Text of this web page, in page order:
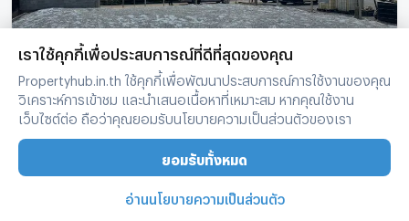
ขายที่ดินแปลงสวยหายาก 106 ตารางวา ซอยพงเพชร
นิเวศน์แยก6-3 ประชาชื่น จตุจักร กทม
กว้าง 16 x ลึก 25
8,900,000
เราใช้คุกกี้เพื่อประสบการณ์ที่ดีที่สุดของคุณ
Propertyhub.in.th ใช้คุกกี้เพื่อพัฒนาประสบการณ์การใช้งานของคุณ
วิเคราะห์การเข้าชม และนำเสนอเนื้อหาที่เหมาะสม หากคุณใช้งาน
เว็บไซต์ต่อ ถือว่าคุณยอมรับนโยบายความเป็นส่วนตัวของเรา
ยอมรับทั้งหมด
อ่านนโยบายความเป็นส่วนตัว